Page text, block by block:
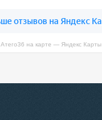
Атего36 на карте — Яндекс Карты